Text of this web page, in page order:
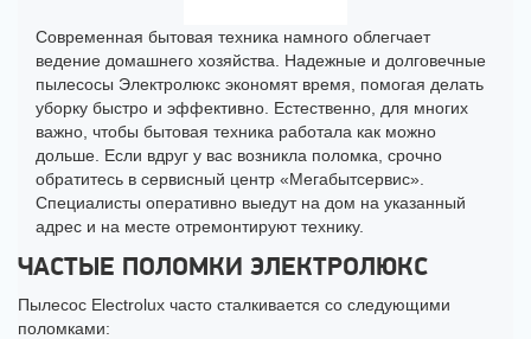
Современная бытовая техника намного облегчает
ведение домашнего хозяйства. Надежные и долговечные
пылесосы Электролюкс экономят время, помогая делать
уборку быстро и эффективно. Естественно, для многих
важно, чтобы бытовая техника работала как можно
дольше. Если вдруг у вас возникла поломка, срочно
обратитесь в сервисный центр «Мегабытсервис».
Специалисты оперативно выедут на дом на указанный
адрес и на месте отремонтируют технику.
ЧАСТЫЕ ПОЛОМКИ ЭЛЕКТРОЛЮКС
Пылесос Electrolux часто сталкивается со следующими
поломками: